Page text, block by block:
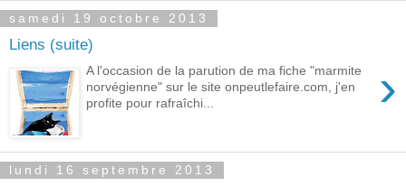
samedi 19 octobre 2013
Liens (suite)
›
A l'occasion de la parution de ma fiche "marmite
norvégienne" sur le site onpeutlefaire.com, j'en
profite pour rafraîchi...
lundi 16 septembre 2013